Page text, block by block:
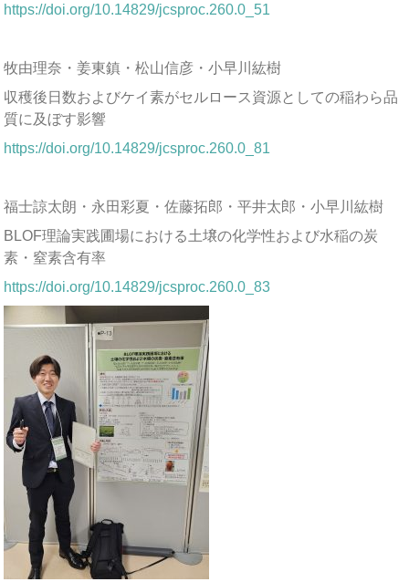
https://doi.org/10.14829/jcsproc.260.0_51
牧由理奈・姜東鎮・松山信彦・小早川紘樹
収穫後日数およびケイ素がセルロース資源としての稲わら品
質に及ぼす影響
https://doi.org/10.14829/jcsproc.260.0_81
福士諒太朗・永田彩夏・佐藤拓郎・平井太郎・小早川紘樹
BLOF理論実践圃場における土壌の化学性および水稲の炭
素・窒素含有率
https://doi.org/10.14829/jcsproc.260.0_83